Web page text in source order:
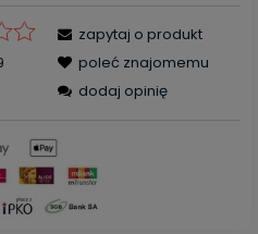
zapytaj o produkt
poleć znajomemu
dodaj opinię